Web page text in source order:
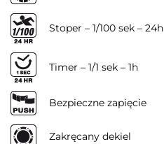
Stoper – 1/100 sek – 24h
Timer – 1/1 sek – 1h
Bezpieczne zapięcie
Zakręcany dekiel